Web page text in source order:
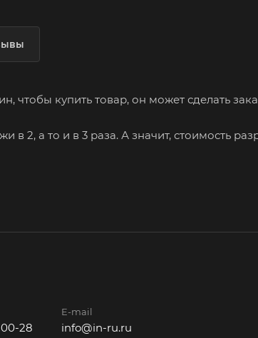
купить товар, он может сделать
2, а то и в 3 раза. А значит, стоимость
00-28
E-mail
info@in-ru.ru